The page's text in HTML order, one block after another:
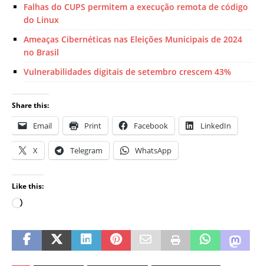
Falhas do CUPS permitem a execução remota de código
do Linux
Ameaças Cibernéticas nas Eleições Municipais de 2024
no Brasil
Vulnerabilidades digitais de setembro crescem 43%
Share this:
Email Print Facebook LinkedIn
X Telegram WhatsApp
Like this: